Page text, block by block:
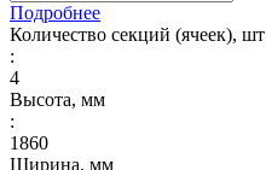
Подробнее
Количество секций (ячеек), шт
:
4
Высота, мм
:
1860
Ширина, мм